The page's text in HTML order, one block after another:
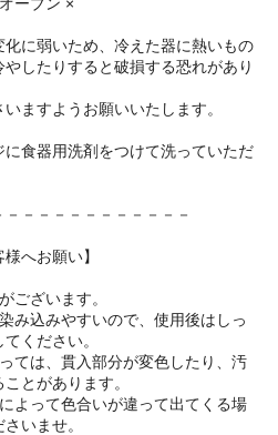
に弱いため、冷えた器に熱いもの
したりすると破損する恐れがあり
ますようお願いいたします。
食器用洗剤をつけて洗っていただ
－－－－－－－－－－－
へお願い】
ございます。
み込みやすいので、使用後はしっ
ください。
ては、貫入部分が変色したり、汚
とがあります。
よって色合いが違って出てくる場
いませ。